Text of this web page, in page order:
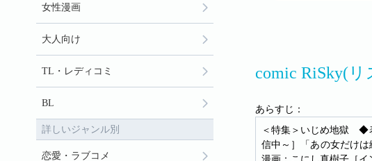
comic RiSky(
あらすじ：
＜特集＞いじめ地獄 ◆
信中～］「あの女だけ
漫画：こにし真樹子［
女性漫画
大人向け
TL・レディコミ
BL
詳しいジャンル別
恋愛・ラブコメ